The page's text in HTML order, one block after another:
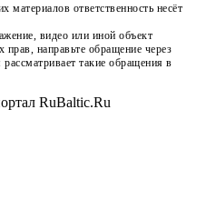
материалов ответственность несёт
видео или иной объект
направьте обращение через
такие обращения в
RuBaltic.Ru